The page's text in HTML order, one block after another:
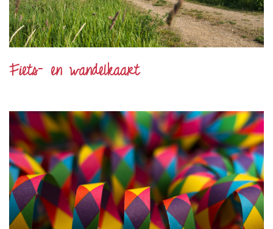
Fiets- en wandelkaart